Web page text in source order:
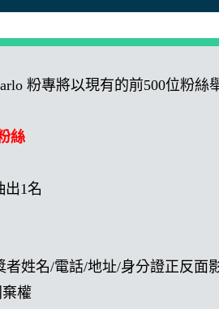
粉專將以現有的前500位粉絲
絲
出1名
姓名/電話/地址/身分證正反面
權